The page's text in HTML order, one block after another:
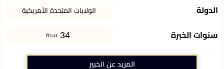
الدولة الولايات المتحدة الأمريكية
سنوات الخبرة 34 سنة
المزيد عن الخبير